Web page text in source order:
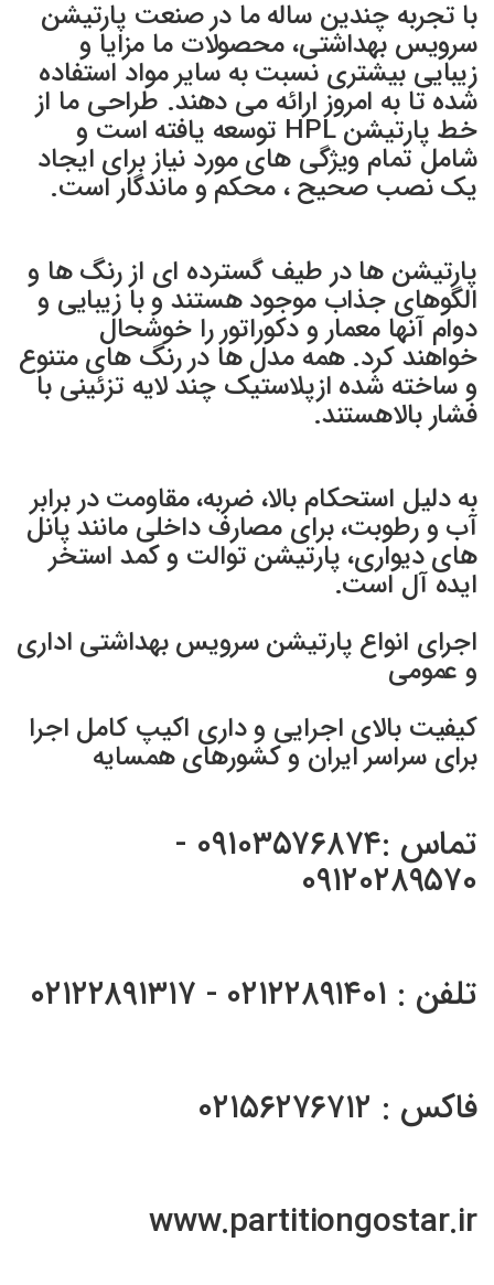
با تجربه چندین ساله ما در صنعت پارتیشن
سرویس بهداشتی، محصولات ما مزایا و
زیبایی بیشتری نسبت به سایر مواد استفاده
شده تا به امروز ارائه می دهند. طراحی ما از
خط پارتیشن HPL توسعه یافته است و
شامل تمام ویژگی های مورد نیاز برای ایجاد
یک نصب صحیح ، محکم و ماندگار است.
پارتیشن ها در طیف گسترده ای از رنگ ها و
الگوهای جذاب موجود هستند و با زیبایی و
دوام آنها معمار و دکوراتور را خوشحال
خواهند کرد. همه مدل ها در رنگ های متنوع
و ساخته شده ازپلاستیک چند لایه تزئینی با
فشار بالاهستند.
به دلیل استحکام بالا، ضربه، مقاومت در برابر
آب و رطوبت، برای مصارف داخلی مانند پانل
های دیواری، پارتیشن توالت و کمد استخر
ایده آل است.
اجرای انواع پارتیشن سرویس بهداشتی اداری
و عمومی
کیفیت بالای اجرایی و داری اکیپ کامل اجرا
برای سراسر ایران و کشورهای همسایه
تماس :۰۹۱۰۳۵۷۶۸۷۴ -
۰۹۱۲۰۲۸۹۵۷۰
تلفن : ۰۲۱۲۲۸۹۱۴۰۱ - ۰۲۱۲۲۸۹۱۳۱۷
فاکس : ۰۲۱۵۶۲۷۶۷۱۲
www.partitiongostar.ir